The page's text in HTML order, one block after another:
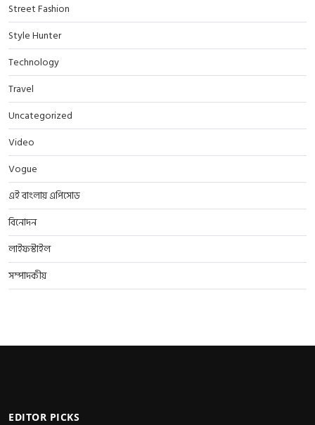
Street Fashion
Style Hunter
Technology
Travel
Uncategorized
Video
Vogue
এই বাংলায় এপিসোড
বিনোদন
লাইফস্টাইল
সম্পাদকীয়
EDITOR PICKS